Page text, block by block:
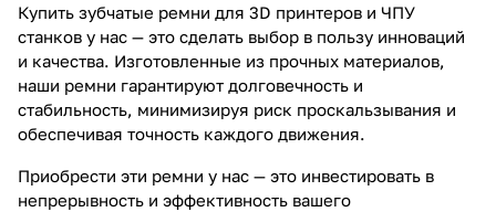
Купить зубчатые ремни для 3D принтеров и ЧПУ
станков у нас — это сделать выбор в пользу инноваций
и качества. Изготовленные из прочных материалов,
наши ремни гарантируют долговечность и
стабильность, минимизируя риск проскальзывания и
обеспечивая точность каждого движения.
Приобрести эти ремни у нас — это инвестировать в
непрерывность и эффективность вашего